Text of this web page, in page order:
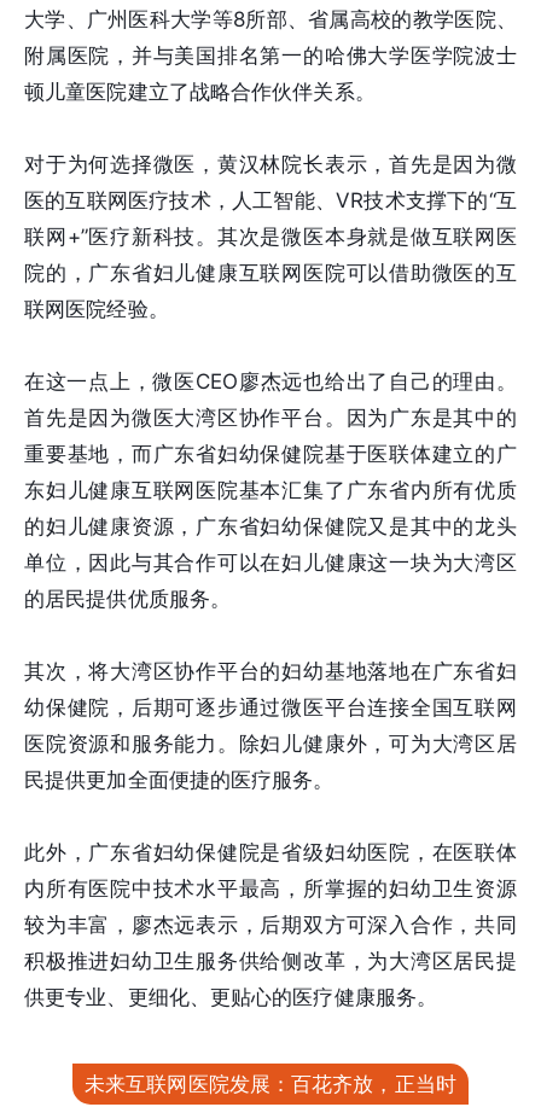
大学、广州医科大学等8所部、省属高校的教学医院、
附属医院，并与美国排名第一的哈佛大学医学院波士
顿儿童医院建立了战略合作伙伴关系。
对于为何选择微医，黄汉林院长表示，首先是因为微
医的互联网医疗技术，人工智能、VR技术支撑下的“互
联网+”医疗新科技。其次是微医本身就是做互联网医
院的，广东省妇儿健康互联网医院可以借助微医的互
联网医院经验。
在这一点上，微医CEO廖杰远也给出了自己的理由。
首先是因为微医大湾区协作平台。因为广东是其中的
重要基地，而广东省妇幼保健院基于医联体建立的广
东妇儿健康互联网医院基本汇集了广东省内所有优质
的妇儿健康资源，广东省妇幼保健院又是其中的龙头
单位，因此与其合作可以在妇儿健康这一块为大湾区
的居民提供优质服务。
其次，将大湾区协作平台的妇幼基地落地在广东省妇
幼保健院，后期可逐步通过微医平台连接全国互联网
医院资源和服务能力。除妇儿健康外，可为大湾区居
民提供更加全面便捷的医疗服务。
此外，广东省妇幼保健院是省级妇幼医院，在医联体
内所有医院中技术水平最高，所掌握的妇幼卫生资源
较为丰富，廖杰远表示，后期双方可深入合作，共同
积极推进妇幼卫生服务供给侧改革，为大湾区居民提
供更专业、更细化、更贴心的医疗健康服务。
未来互联网医院发展：百花齐放，正当时